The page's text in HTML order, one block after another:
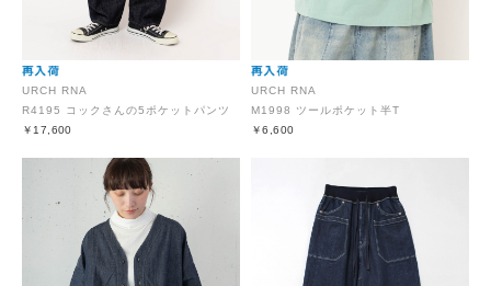
URCH RNA
R4195 コックさんの5ポケットパンツ
￥17,600
URCH RNA
M1998 ツールポケット半T
￥6,600